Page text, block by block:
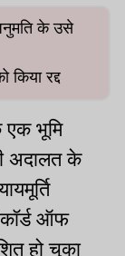
के उसे
रद्द
एक भूमि
अदालत के
ऑफ
हो चुका